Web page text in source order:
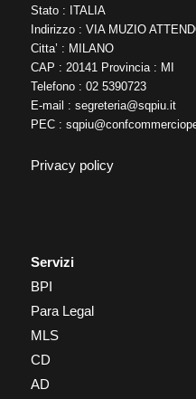
Stato : ITALIA
Indirizzo : VIA MUZIO
Citta’ : MILANO
CAP : 20141 Provincia : MI
Telefono : 02 5390723
E-mail : segreteria@sqpiu.it
PEC :
Privacy policy
Servizi
BPI
Para Legal
MLS
CD
AD